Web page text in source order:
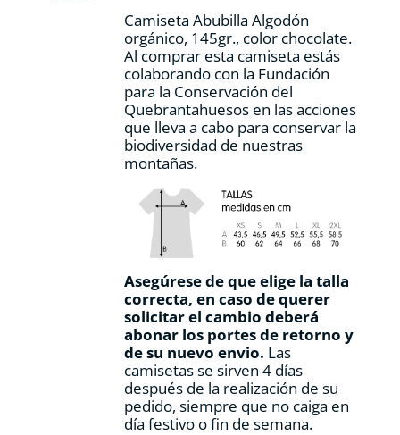
página
de
producto
Camiseta Abubilla Algodón
orgánico, 145gr., color chocolate.
Al comprar esta camiseta estás
colaborando con la Fundación
para la Conservación del
Quebrantahuesos en las acciones
que lleva a cabo para conservar la
biodiversidad de nuestras
montañas.
Asegúrese de que elige la talla
correcta, en caso de querer
solicitar el cambio deberá
abonar los portes de retorno y
de su nuevo envio. Las
camisetas se sirven 4 días
después de la realización de su
pedido, siempre que no caiga en
día festivo o fin de semana.